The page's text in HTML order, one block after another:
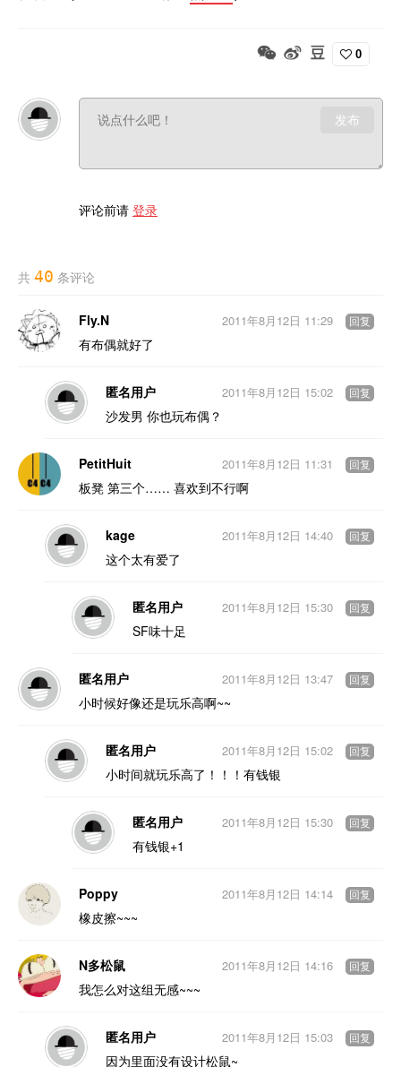
0
发布
评论前请 登录
共 40 条评论
Fly.N
有布偶就好了
2011年8月12日 11:29 回复
匿名用户
沙发男 你也玩布偶？
2011年8月12日 15:02 回复
PetitHuit
板凳 第三个…… 喜欢到不行啊
2011年8月12日 11:31 回复
kage
这个太有爱了
2011年8月12日 14:40 回复
匿名用户
SF味十足
2011年8月12日 15:30 回复
匿名用户
小时候好像还是玩乐高啊~~
2011年8月12日 13:47 回复
匿名用户
小时间就玩乐高了！！！有钱银
2011年8月12日 15:02 回复
匿名用户
有钱银+1
2011年8月12日 15:30 回复
Poppy
橡皮擦~~~
2011年8月12日 14:14 回复
N多松鼠
我怎么对这组无感~~~
2011年8月12日 14:16 回复
匿名用户
因为里面没有设计松鼠~
2011年8月12日 15:03 回复